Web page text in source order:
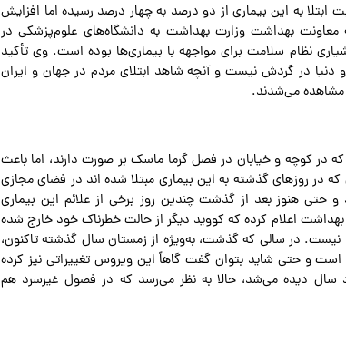
و نسبت ابتلا به این بیماری از دو درصد به چهار درصد رسیده اما افزایش
معاونت بهداشت وزارت بهداشت به دانشگاه‌های علوم‌پزشکی در
نظام سلامت برای مواجهه با بیماری‌ها بوده است. وی تأکید
جدید و خطرناکی از کووید19 در کشور و دنیا در گردش نیست و آنچه شاهد ابتلای مردم در جهان و ایران
مشاهده می‌شدند.
در کوچه و خیابان در فصل گرما ماسک بر صورت دارند، اما باعث
که در روزهای گذشته به این بیماری مبتلا شده اند در فضای مجازی
حتی هنوز بعد از گذشت چندین روز برخی از علائم این بیماری
اعلام کرده که کووید دیگر از حالت خطرناک خود خارج شده
نیست. در سالی که گذشت، به‌ویژه از زمستان سال گذشته تاکنون،
و حتی شاید بتوان گفت گاهاً این ویروس تغییراتی نیز کرده
سال دیده می‌شد، حالا به نظر می‌رسد که در فصول غیرسرد هم